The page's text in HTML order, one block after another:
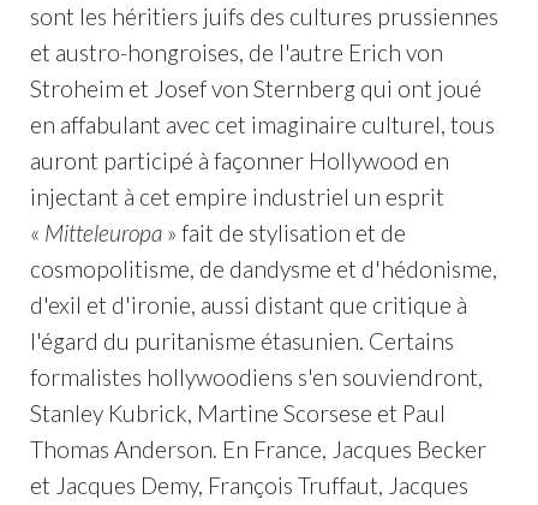
sont les héritiers juifs des cultures prussiennes
et austro-hongroises, de l'autre Erich von
Stroheim et Josef von Sternberg qui ont joué
en affabulant avec cet imaginaire culturel, tous
auront participé à façonner Hollywood en
injectant à cet empire industriel un esprit
« Mitteleuropa » fait de stylisation et de
cosmopolitisme, de dandysme et d'hédonisme,
d'exil et d'ironie, aussi distant que critique à
l'égard du puritanisme étasunien. Certains
formalistes hollywoodiens s'en souviendront,
Stanley Kubrick, Martine Scorsese et Paul
Thomas Anderson. En France, Jacques Becker
et Jacques Demy, François Truffaut, Jacques